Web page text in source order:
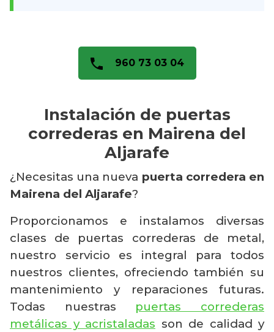
960 73 03 04
Instalación de puertas
correderas en Mairena del
Aljarafe
¿Necesitas una nueva puerta corredera en
Mairena del Aljarafe?
Proporcionamos e instalamos diversas
clases de puertas correderas de metal,
nuestro servicio es integral para todos
nuestros clientes, ofreciendo también su
mantenimiento y reparaciones futuras.
Todas nuestras puertas correderas
metálicas y acristaladas son de calidad y